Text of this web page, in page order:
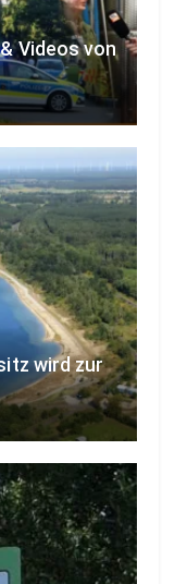
Videos von
wird zur